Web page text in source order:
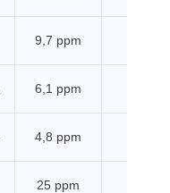
9,7 ppm
6,1 ppm
4,8 ppm
25 ppm